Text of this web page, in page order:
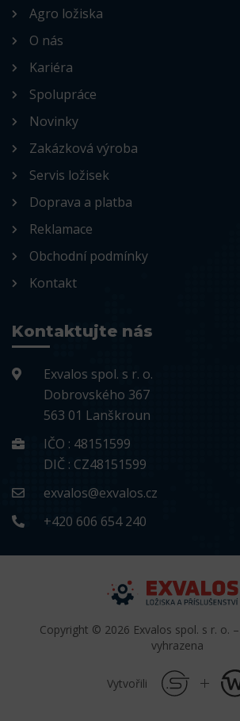
Agro ložiska
O nás
Kariéra
Spolupráce
Novinky
Zakázková výroba
Servis ložisek
Doprava a platba
Reklamace
Obchodní podmínky
Kontakt
Kontaktujte nás
Exvalos spol. s r. o.
Dobrovského 367
563 01 Lanškroun
IČO : 48151599
DIČ : CZ48151599
exvalos@exvalos.cz
+420 606 654 240
Copyright © 2026 Exvalos spol. s r. o.
vyhrazena
Vytvořili